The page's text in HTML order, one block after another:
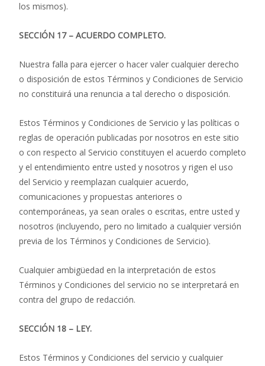
los mismos).
SECCIÓN 17 – ACUERDO COMPLETO.
Nuestra falla para ejercer o hacer valer cualquier derecho
o disposición de estos Términos y Condiciones de Servicio
no constituirá una renuncia a tal derecho o disposición.
Estos Términos y Condiciones de Servicio y las políticas o
reglas de operación publicadas por nosotros en este sitio
o con respecto al Servicio constituyen el acuerdo completo
y el entendimiento entre usted y nosotros y rigen el uso
del Servicio y reemplazan cualquier acuerdo,
comunicaciones y propuestas anteriores o
contemporáneas, ya sean orales o escritas, entre usted y
nosotros (incluyendo, pero no limitado a cualquier versión
previa de los Términos y Condiciones de Servicio).
Cualquier ambigüedad en la interpretación de estos
Términos y Condiciones del servicio no se interpretará en
contra del grupo de redacción.
SECCIÓN 18 – LEY.
Estos Términos y Condiciones del servicio y cualquier